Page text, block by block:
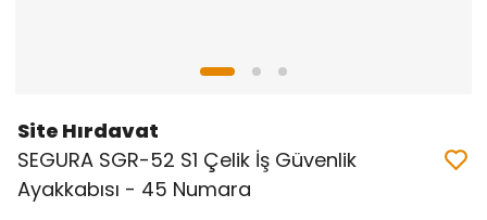
Site Hırdavat
SEGURA SGR-52 S1 Çelik İş Güvenlik
Ayakkabısı - 45 Numara